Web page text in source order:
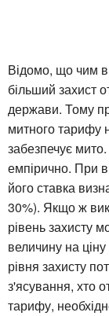
Відомо, що чим
більший захист
держави. Тому
митного тарифу
забезпечує
емпірично. При
його ставка
30%). Якщо ж
рівень захисту
величину на
рівня захисту
з'ясування, хто
тарифу,